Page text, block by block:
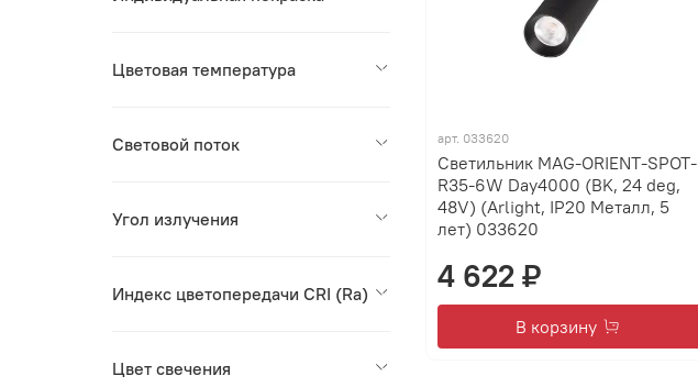
арт. 033620
Светильник MAG-ORIENT-SPOT-
R35-6W Day4000 (BK, 24 deg,
48V) (Arlight, IP20 Металл, 5
лет) 033620
4 622 ₽
В корзину
Цветовая температура
Световой поток
Угол излучения
Индекс цветопередачи CRI (Ra)
Цвет свечения